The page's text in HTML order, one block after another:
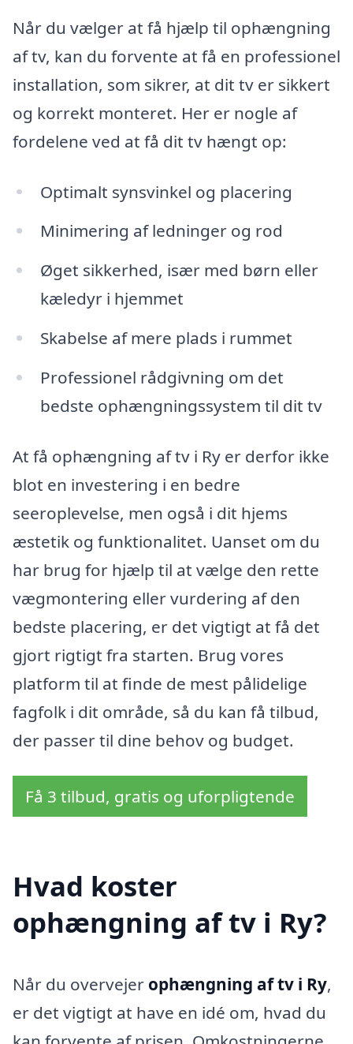
Når du vælger at få hjælp til ophængning
af tv, kan du forvente at få en professionel
installation, som sikrer, at dit tv er sikkert
og korrekt monteret. Her er nogle af
fordelene ved at få dit tv hængt op:
Optimalt synsvinkel og placering
Minimering af ledninger og rod
Øget sikkerhed, især med børn eller
kæledyr i hjemmet
Skabelse af mere plads i rummet
Professionel rådgivning om det
bedste ophængningssystem til dit tv
At få ophængning af tv i Ry er derfor ikke
blot en investering i en bedre
seeroplevelse, men også i dit hjems
æstetik og funktionalitet. Uanset om du
har brug for hjælp til at vælge den rette
vægmontering eller vurdering af den
bedste placering, er det vigtigt at få det
gjort rigtigt fra starten. Brug vores
platform til at finde de mest pålidelige
fagfolk i dit område, så du kan få tilbud,
der passer til dine behov og budget.
Få 3 tilbud, gratis og uforpligtende
Hvad koster
ophængning af tv i Ry?
Når du overvejer ophængning af tv i Ry,
er det vigtigt at have en idé om, hvad du